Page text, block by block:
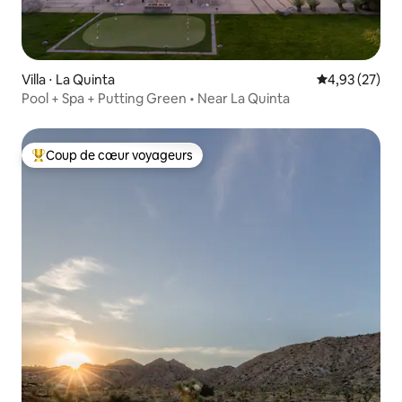
Villa ⋅ La Quinta Évaluation
4,93 (27)
Pool + Spa + Putting Green • Near La Quinta
Coups de cœur voyageurs les plus appréciés
Coup de cœur voyageurs